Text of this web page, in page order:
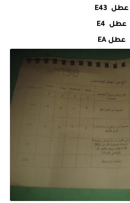
عطل E43
عطل E4
عطل EA